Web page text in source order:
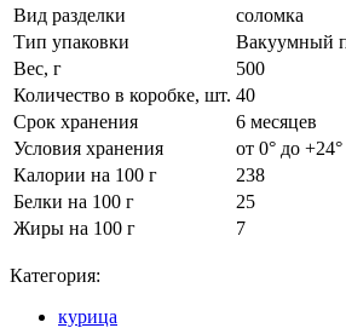
Вид разделки
соломка
Тип упаковки
Вакуумный
Вес, г
500
Количество в коробке, шт. 40
Срок хранения
6 месяцев
Условия хранения
от 0° до +24°
Калории на 100 г
238
Белки на 100 г
25
Жиры на 100 г
7
Категория:
курица